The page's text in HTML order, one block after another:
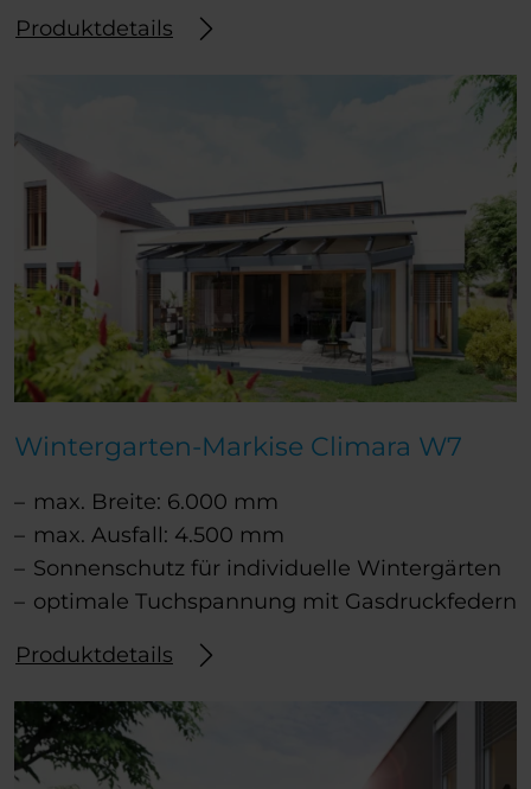
Produktdetails
Wintergarten-Markise Climara W7
max. Breite: 6.000 mm
max. Ausfall: 4.500 mm
Sonnenschutz für individuelle Wintergärten
optimale Tuchspannung mit Gasdruckfedern
Produktdetails